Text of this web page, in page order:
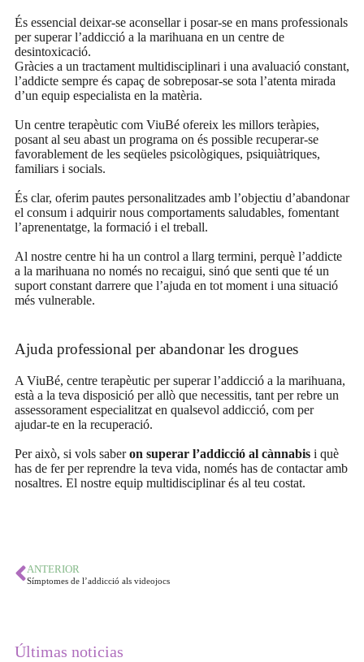
És essencial deixar-se aconsellar i posar-se en mans professionals
per superar l’addicció a la marihuana en un centre de
desintoxicació.
Gràcies a un tractament multidisciplinari i una avaluació constant,
l’addicte sempre és capaç de sobreposar-se sota l’atenta mirada
d’un equip especialista en la matèria.
Un centre terapèutic com ViuBé ofereix les millors teràpies,
posant al seu abast un programa on és possible recuperar-se
favorablement de les seqüeles psicològiques, psiquiàtriques,
familiars i socials.
És clar, oferim pautes personalitzades amb l’objectiu d’abandonar
el consum i adquirir nous comportaments saludables, fomentant
l’aprenentatge, la formació i el treball.
Al nostre centre hi ha un control a llarg termini, perquè l’addicte
a la marihuana no només no recaigui, sinó que senti que té un
suport constant darrere que l’ajuda en tot moment i una situació
més vulnerable.
Ajuda professional per abandonar les drogues
A ViuBé, centre terapèutic per superar l’addicció a la marihuana,
està a la teva disposició per allò que necessitis, tant per rebre un
assessorament especialitzat en qualsevol addicció, com per
ajudar-te en la recuperació.
Per això, si vols saber on superar l’addicció al cànnabis i què
has de fer per reprendre la teva vida, només has de contactar amb
nosaltres. El nostre equip multidisciplinar és al teu costat.
ANTERIOR
Símptomes de l’addicció als videojocs
Últimas noticias